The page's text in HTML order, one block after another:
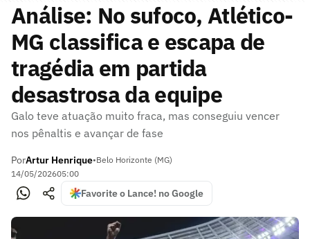
Análise: No sufoco, Atlético-
MG classifica e escapa de
tragédia em partida
desastrosa da equipe
Galo teve atuação muito fraca, mas conseguiu vencer
nos pênaltis e avançar de fase
PorArtur Henrique•Belo Horizonte (MG)
14/05/202605:00
Favorite o Lance! no Google